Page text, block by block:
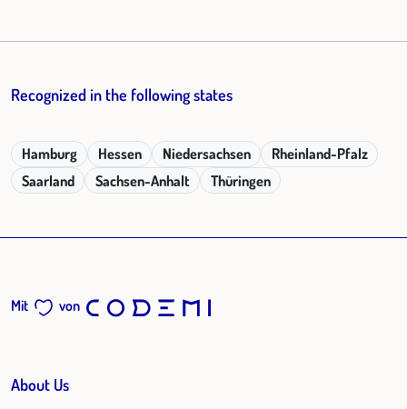
Recognized in the following states
Hamburg Hessen Niedersachsen
Rheinland-Pfalz
Saarland
Sachsen-Anhalt Thüringen
Mit von
About Us